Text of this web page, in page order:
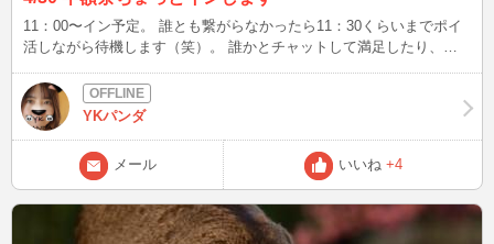
11：00〜イン予定。 誰とも繋がらなかったら11：30くらいまでポイ
活しながら待機します（笑）。 誰かとチャットして満足したり、ポ
まではチャット可能です。 先に、11:30〜12:45の間の時間指定してく
れたらその時間チャットできます。しましょう❤️ ちなみに、ポイ活
してるから、待機中のメールは気づかないかと思います。 待機終了
する時にまとめてみる感じになります。 もちろん、ポイ活してるだ
けなのでお邪魔とか思わず繋げてください。 お気遣いなさらず（＾
＾） 写真はキャラグリの時のものです。 友達の推しともハグしまし
た。 キャラグリの沼感は異常。 ほんと、ピューロが遠くてよかった
よ。 近かったら年パス買って毎日通ってたよ。
YKパンダ
メール いいね +4